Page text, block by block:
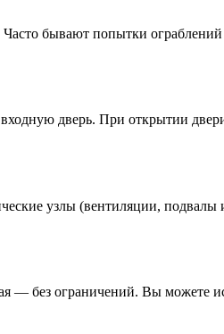
Часто бывают попытки
дверь. При открытии
узлы (вентиляции,
— без ограничений. Вы можете